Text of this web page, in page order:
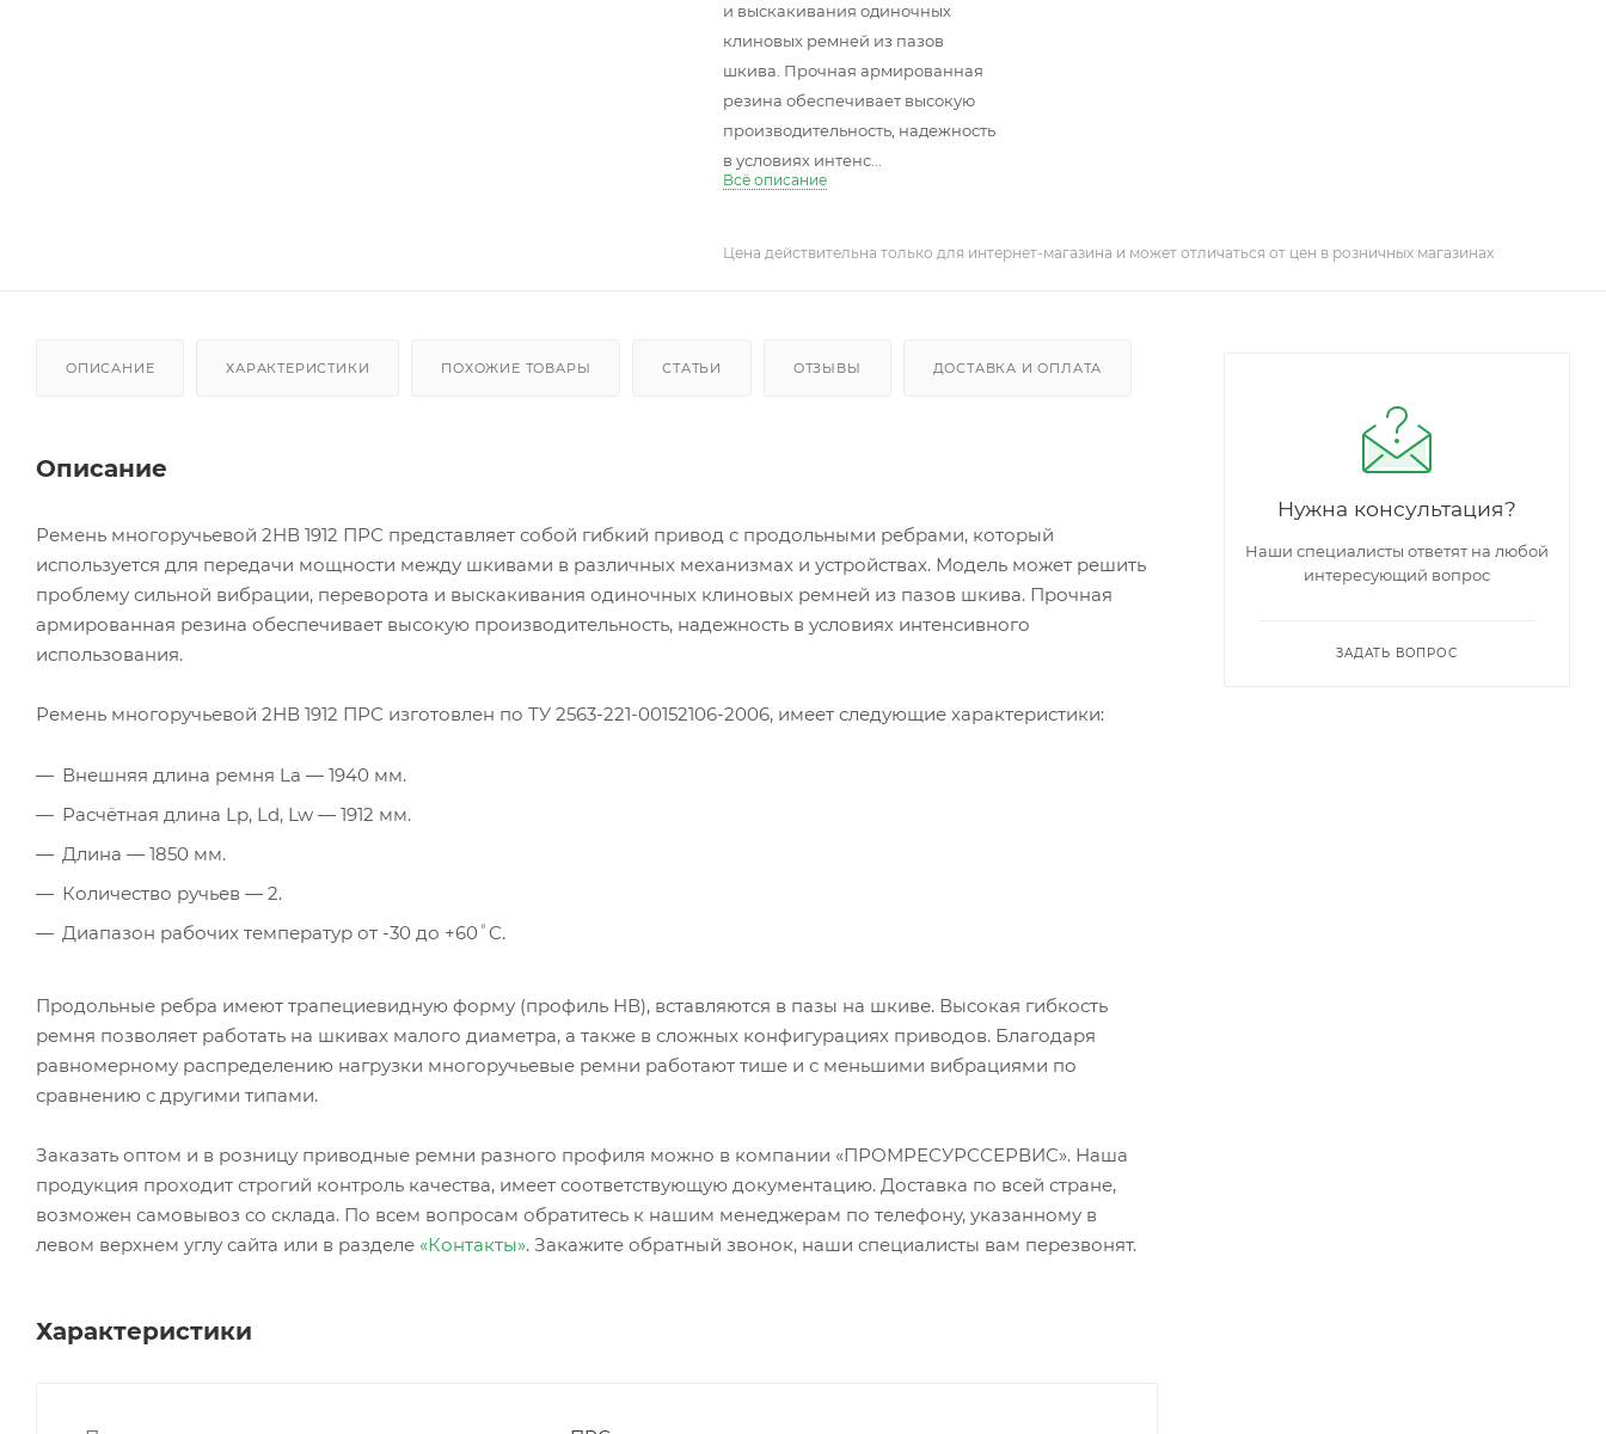
и выскакивания одиночных
клиновых ремней из пазов
шкива. Прочная армированная
резина обеспечивает высокую
производительность, надежность
в условиях интенс...
Всё описание
Цена действительна только для интернет-магазина и может отличаться от цен в розничных магазинах
ОПИСАНИЕ ХАРАКТЕРИСТИКИ ПОХОЖИЕ ТОВАРЫ СТАТЬИ ОТЗЫВЫ ДОСТАВКА И ОПЛАТА
Описание
Ремень многоручьевой 2НВ 1912 ПРС представляет собой гибкий привод с продольными ребрами, который
используется для передачи мощности между шкивами в различных механизмах и устройствах. Модель может решить
проблему сильной вибрации, переворота и выскакивания одиночных клиновых ремней из пазов шкива. Прочная
армированная резина обеспечивает высокую производительность, надежность в условиях интенсивного
использования.
Ремень многоручьевой 2НВ 1912 ПРС изготовлен по ТУ 2563-221-00152106-2006, имеет следующие характеристики:
Внешняя длина ремня La — 1940 мм.
Расчётная длина Lp, Ld, Lw — 1912 мм.
Длина — 1850 мм.
Количество ручьев — 2.
Диапазон рабочих температур от -30 до +60˚C.
Продольные ребра имеют трапециевидную форму (профиль НВ), вставляются в пазы на шкиве. Высокая гибкость
ремня позволяет работать на шкивах малого диаметра, а также в сложных конфигурациях приводов. Благодаря
равномерному распределению нагрузки многоручьевые ремни работают тише и с меньшими вибрациями по
сравнению с другими типами.
Заказать оптом и в розницу приводные ремни разного профиля можно в компании «ПРОМРЕСУРССЕРВИС». Наша
продукция проходит строгий контроль качества, имеет соответствующую документацию. Доставка по всей стране,
возможен самовывоз со склада. По всем вопросам обратитесь к нашим менеджерам по телефону, указанному в
левом верхнем углу сайта или в разделе «Контакты». Закажите обратный звонок, наши специалисты вам перезвонят.
Характеристики
Нужна консультация?
Наши специалисты ответят на любой
интересующий вопрос
ЗАДАТЬ ВОПРОС